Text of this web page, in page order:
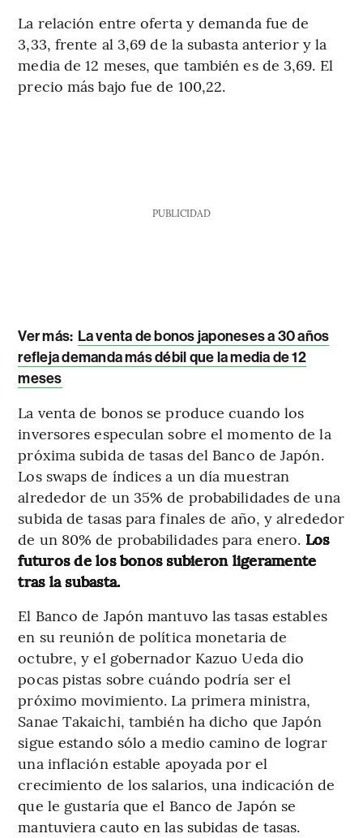
La relación entre oferta y demanda fue de
3,33, frente al 3,69 de la subasta anterior y la
media de 12 meses, que también es de 3,69. El
precio más bajo fue de 100,22.
PUBLICIDAD
Ver más: La venta de bonos japoneses a 30 años
refleja demanda más débil que la media de 12
meses
La venta de bonos se produce cuando los
inversores especulan sobre el momento de la
próxima subida de tasas del Banco de Japón.
Los swaps de índices a un día muestran
alrededor de un 35% de probabilidades de una
subida de tasas para finales de año, y alrededor
de un 80% de probabilidades para enero. Los
futuros de los bonos subieron ligeramente
tras la subasta.
El Banco de Japón mantuvo las tasas estables
en su reunión de política monetaria de
octubre, y el gobernador Kazuo Ueda dio
pocas pistas sobre cuándo podría ser el
próximo movimiento. La primera ministra,
Sanae Takaichi, también ha dicho que Japón
sigue estando sólo a medio camino de lograr
una inflación estable apoyada por el
crecimiento de los salarios, una indicación de
que le gustaría que el Banco de Japón se
mantuviera cauto en las subidas de tasas.